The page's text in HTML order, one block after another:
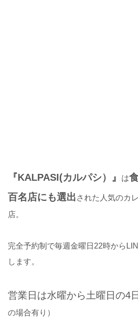
『KALPASI(カルパシ）』 は
百名店にも選出 された人気のカ
店。
完全予約制で毎週金曜日22時から
します。
営業日は水曜から土曜日の4
の場合有り）